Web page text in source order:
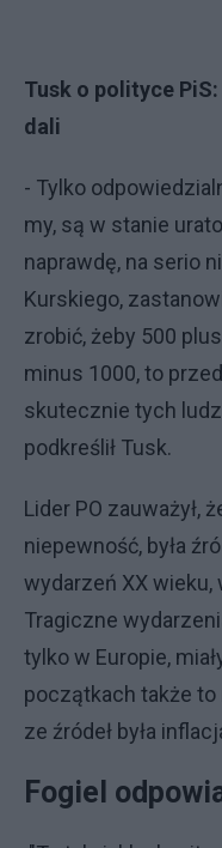
Tusk o polityce
dali
- Tylko
my, są w stanie
naprawdę, na serio
Kurskiego,
zrobić, żeby 500
minus 1000, to
skutecznie tych
podkreślił Tusk.
Lider PO zauważył,
niepewność, była
wydarzeń XX
Tragiczne
tylko w Europie,
początkach także
ze źródeł była
Fogiel